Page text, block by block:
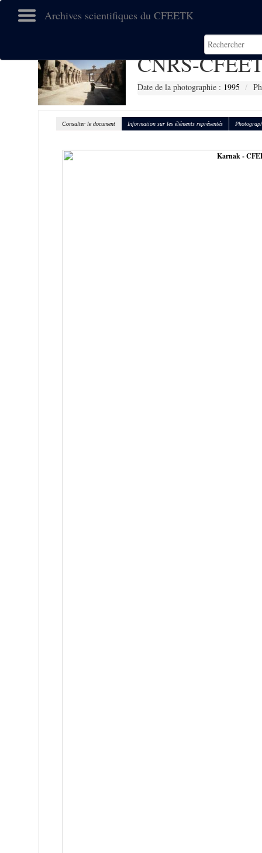
Archives scientifiques du CFEETK
CNRS-
Date de la photographie : 1995
Consulter le document Information sur les éléments représentés